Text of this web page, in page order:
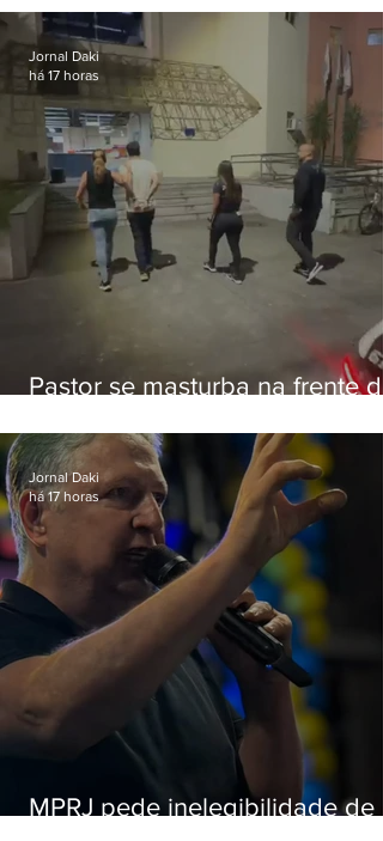
Botafogo
Pastor se masturba na frente de
Jornal Daki
há 17 horas
MPRJ pede inelegibilidade de
Jornal Daki
há 17 horas